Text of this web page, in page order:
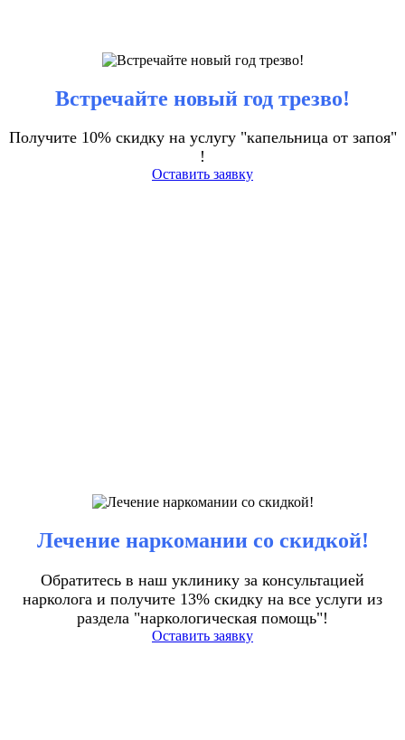
Встречайте новый год трезво!
Получите 10% скидку на услугу "капельница от запоя"
!
Оставить заявку
Лечение наркомании со скидкой!
Обратитесь в наш уклинику за консультацией
нарколога и получите 13% скидку на все услуги из
раздела "наркологическая помощь"!
Оставить заявку